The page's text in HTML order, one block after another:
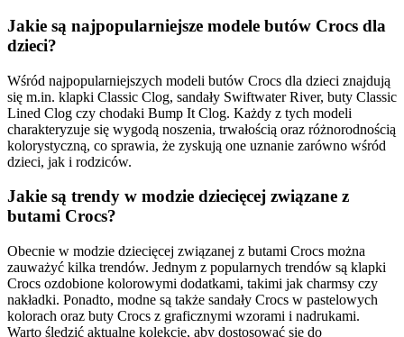
Jakie są najpopularniejsze modele butów Crocs dla
dzieci?
Wśród najpopularniejszych modeli butów Crocs dla dzieci znajdują
się m.in. klapki Classic Clog, sandały Swiftwater River, buty Classic
Lined Clog czy chodaki Bump It Clog. Każdy z tych modeli
charakteryzuje się wygodą noszenia, trwałością oraz różnorodnością
kolorystyczną, co sprawia, że zyskują one uznanie zarówno wśród
dzieci, jak i rodziców.
Jakie są trendy w modzie dziecięcej związane z
butami Crocs?
Obecnie w modzie dziecięcej związanej z butami Crocs można
zauważyć kilka trendów. Jednym z popularnych trendów są klapki
Crocs ozdobione kolorowymi dodatkami, takimi jak charmsy czy
nakładki. Ponadto, modne są także sandały Crocs w pastelowych
kolorach oraz buty Crocs z graficznymi wzorami i nadrukami.
Warto śledzić aktualne kolekcje, aby dostosować się do